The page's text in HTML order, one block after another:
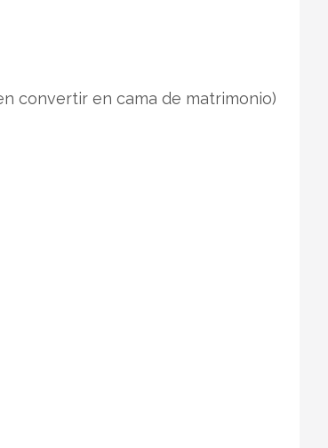
convertir en cama de matrimonio)